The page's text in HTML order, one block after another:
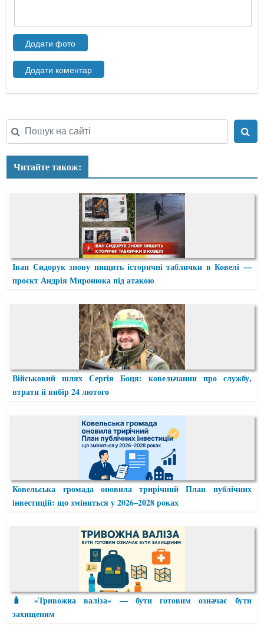
Читайте також:
Іван Сидорук знову нищить історичні таблички в Ковелі —
проєкт Андрія Миронюка під атакою
Військовий шлях Сергія Боця: ковельчанин про службу,
втрати й вибір 24 лютого
Ковельська громада оновила трирічний План публічних
інвестицій: що зміниться у 2026–2028 роках
🧳 «Тривожна валіза» — бути готовим означає бути
захищеним